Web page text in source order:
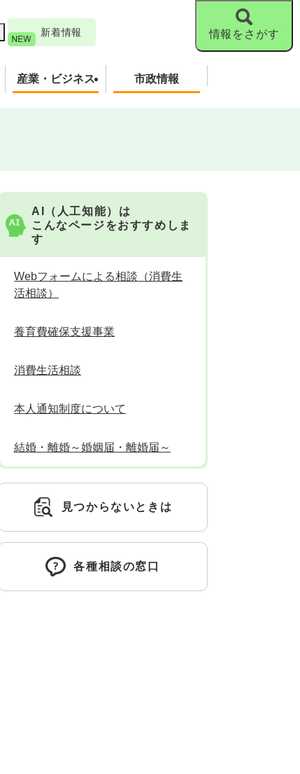
新着情報
産業・ビジネス 市政情報
情報をさがす
AI（人工知能）は
こんなページをおすすめしま
す
Webフォームによる相談（消費生
活相談）
養育費確保支援事業
消費生活相談
本人通知制度について
結婚・離婚～婚姻届・離婚届～
見つからないときは
各種相談の窓口